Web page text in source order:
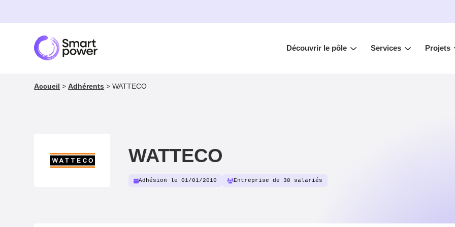
Découvrir le pôle Services Projets
Accueil >Adhérents >WATTECO
WATTECO
Adhésion le 01/01/2010 Entreprise de 38 salariés